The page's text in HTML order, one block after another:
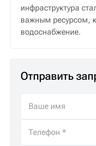
инфраструктура
важным ресурсом,
водоснабжение.
Отправить